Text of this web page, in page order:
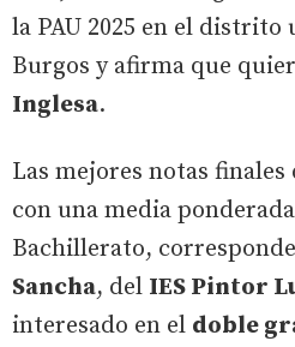
la PAU 2025 en el
Burgos y afirma que
Inglesa.
Las mejores notas finales
con una media
Bachillerato,
Sancha, del IES Pintor
interesado en el doble